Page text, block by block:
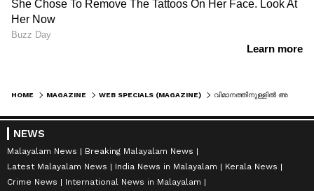
HOME MAGAZINE WEB SPECIALS (MAGAZINE)
NEWS
Malayalam News
Breaking Malayalam News
Latest Malayalam News
India News in Malayalam
Kerala News
Crime News
International News in Malayalam